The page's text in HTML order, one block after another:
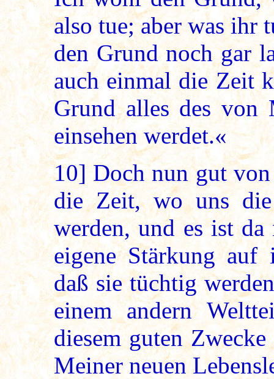
also tue; aber was ihr
den Grund noch gar
auch einmal die Zeit
Grund alles des von
einsehen werdet.«
10] Doch nun gut
die Zeit, wo uns die
werden, und es ist
eigene Stärkung auf
daß sie tüchtig
einem andern
diesem guten
Meiner neuen